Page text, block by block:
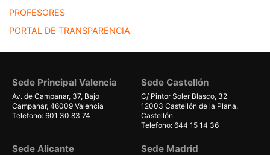
PROFESORES
PORTAL DE TRANSPARENCIA
Sede Principal Valencia
Av. de Campanar, 37, Bajo
Campanar, 46009 Valencia
Telefono: 601 30 83 74
Sede Castellón
C/ Pintor Soler Blasco, 32
12003 Castellón de la Plana,
Castellón
Telefono: 644 15 14 36
Sede Alicante Sede Madrid